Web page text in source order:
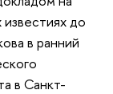
до
в ранний
в Санкт-